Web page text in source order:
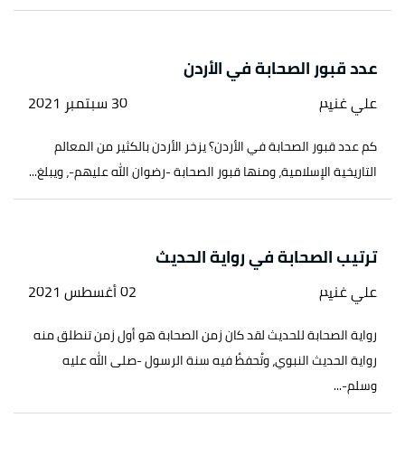
عدد قبور الصحابة في الأردن
علي غنيم 30 سبتمبر 2021
كم عدد قبور الصحابة في الأردن؟ يزخر الأردن بالكثير من المعالم
التاريخية الإسلامية، ومنها قبور الصحابة -رضوان الله عليهم-، ويبلغ...
ترتيب الصحابة في رواية الحديث
علي غنيم 02 أغسطس 2021
رواية الصحابة للحديث لقد كان زمن الصحابة هو أول زمن تنطلق منه
رواية الحديث النبوي، وتُحفظُ فيه سنة الرسول -صلى الله عليه
وسلم-...